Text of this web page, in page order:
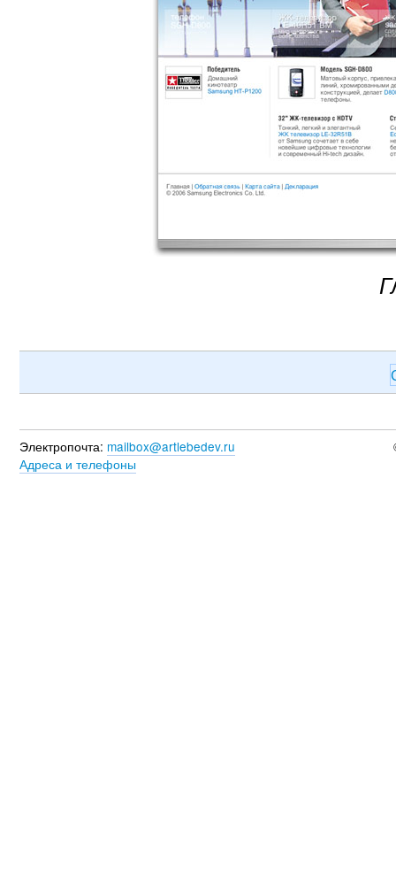
Электропочта: mailbox@artlebedev.ru
Адреса и телефоны